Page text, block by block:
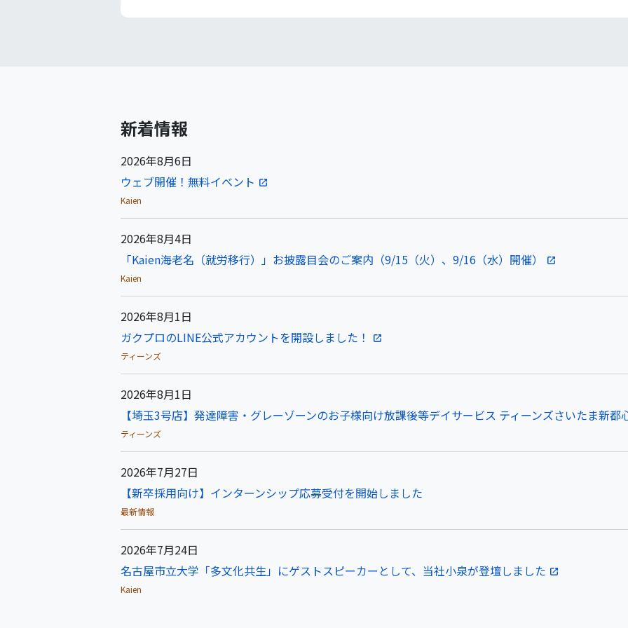
新着情報
2026年8月6日
ウェブ開催！無料イベント
Kaien
2026年8月4日
「Kaien海老名（就労移行）」お披露目会のご案内（9/15（火）、9/16（水）開催）
Kaien
2026年8月1日
ガクプロのLINE公式アカウントを開設しました！
ティーンズ
2026年8月1日
【埼玉3号店】発達障害・グレーゾーンのお子様向け放課後等デイサービス ティーンズさいたま新都
ティーンズ
2026年7月27日
【新卒採用向け】インターンシップ応募受付を開始しました
最新情報
2026年7月24日
名古屋市立大学「多文化共生」にゲストスピーカーとして、当社小泉が登壇しました
Kaien